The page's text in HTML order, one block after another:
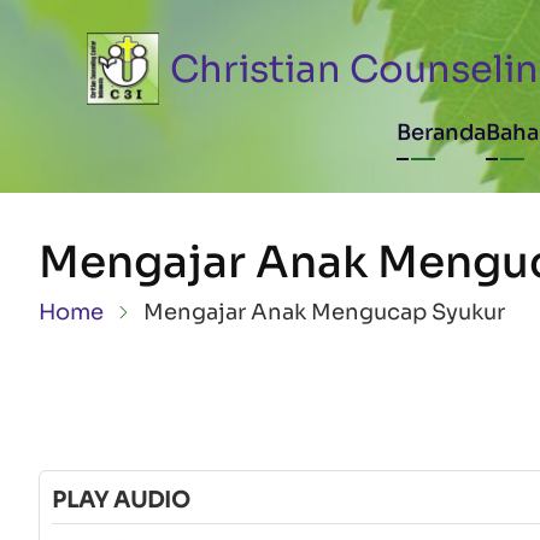
Skip to main content
Christian
Main
Beranda
Mengajar Anak
Breadcrumb
Home Mengajar Anak Mengucap Syukur
PLAY AUDIO